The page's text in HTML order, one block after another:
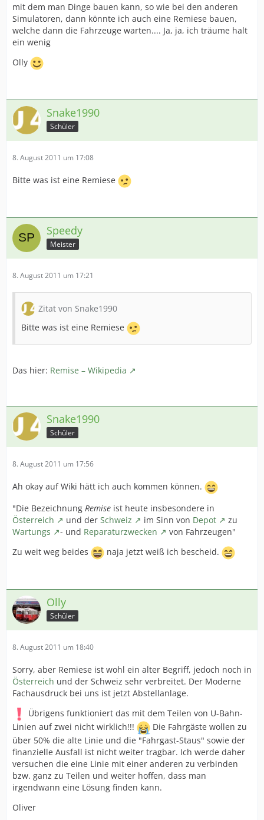
mit dem man Dinge bauen kann, so wie bei den anderen
Simulatoren, dann könnte ich auch eine Remiese bauen,
welche dann die Fahrzeuge warten.... Ja, ja, ich träume halt
ein wenig
Olly
Snake1990
Schüler
8. August 2011 um 17:08
Bitte was ist eine Remiese
Speedy
Meister
8. August 2011 um 17:21
Zitat von Snake1990
Bitte was ist eine Remiese
Das hier: Remise – Wikipedia
Snake1990
Schüler
8. August 2011 um 17:56
Ah okay auf Wiki hätt ich auch kommen können.
"Die Bezeichnung Remise ist heute insbesondere in
Österreich
und der Schweiz im Sinn von Depot
zu
Wartungs
- und Reparaturzwecken
von Fahrzeugen"
Zu weit weg beides
naja jetzt weiß ich bescheid.
Olly
Schüler
8. August 2011 um 18:40
Sorry, aber Remiese ist wohl ein alter Begriff, jedoch noch in
Österreich und der Schweiz sehr verbreitet. Der Moderne
Fachausdruck bei uns ist jetzt Abstellanlage.
Übrigens funktioniert das mit dem Teilen von U-Bahn-
Linien auf zwei nicht wirklich!!!
Die Fahrgäste wollen zu
über 50% die alte Linie und die "Fahrgast-Staus" sowie der
finanzielle Ausfall ist nicht weiter tragbar. Ich werde daher
versuchen die eine Linie mit einer anderen zu verbinden
bzw. ganz zu Teilen und weiter hoffen, dass man
irgendwann eine Lösung finden kann.
Oliver